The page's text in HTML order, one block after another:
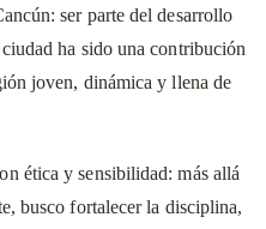
ser parte del desarrollo
ha sido una contribución
joven, dinámica y llena de
ética y sensibilidad: más allá
busco fortalecer la disciplina,